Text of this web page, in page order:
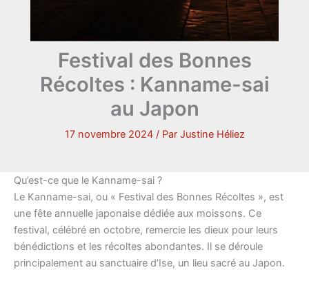
Festival des Bonnes
Récoltes : Kanname-sai
au Japon
17 novembre 2024 / Par Justine Héliez
Qu’est-ce que le Kanname-sai ?
Le Kanname-sai, ou « Festival des Bonnes Récoltes », est
une fête annuelle japonaise dédiée aux moissons. Ce
festival, célébré en octobre, remercie les dieux pour leurs
bénédictions et les récoltes abondantes. Il se déroule
principalement au sanctuaire d’Ise, un lieu sacré au Japon.